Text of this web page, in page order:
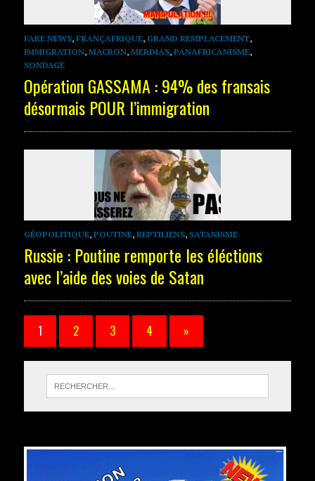
FAKE NEWS, FRANÇAFRIQUE, GRAND REMPLACEMENT,
IMMIGRATION, MACRON, MERDIAS, PANAFRICANISME,
SONDAGE
Opération GASSAMA : 94% des fransais
désormais POUR l’immigration
GÉOPOLITIQUE, POUTINE, REPTILIENS, SATANISME
Russie : Poutine remporte les éléctions
avec l’aide des voies de Satan
1 2 3 4 »